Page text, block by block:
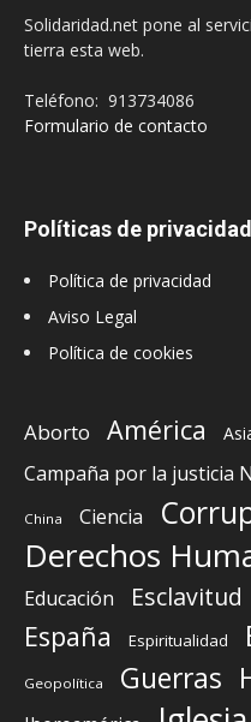
Solidaridad.net pone al
tierra esta web.
Teléfono: 913734086
Formulario de contacto
Políticas de
Política de privacidad
Aviso Legal
Política de cookies
Aborto América
Campaña por la justicia
China Ciencia
Derechos
Educación Esclavitud
España Espiritualidad
Geopolítica Guerras